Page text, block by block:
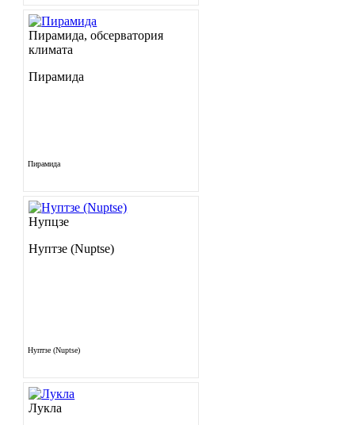
Пирамида, обсерватория
климата
Пирамида
Пирамида
Нупцзе
Нуптзе (Nuptse)
Нуптзе (Nuptse)
Лукла